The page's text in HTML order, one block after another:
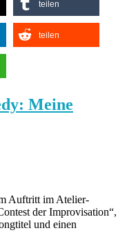
teilen
teilen
Meine
Auftritt im Atelier-
der Improvisation“,
und einen